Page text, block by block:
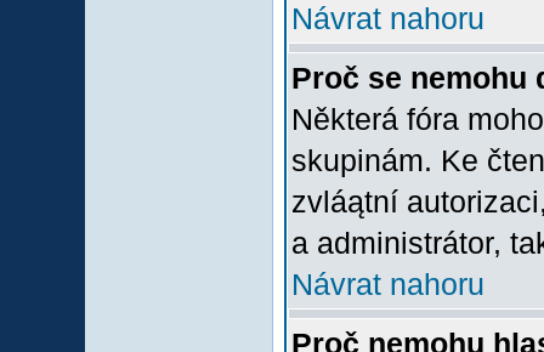
Návrat nahoru
Proč se nemohu
Některá fóra
skupinám. Ke
zvláątní
a administrátor,
Návrat nahoru
Proč nemohu